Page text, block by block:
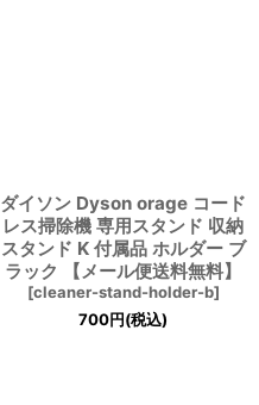
ダイソン Dyson orage コード
レス掃除機 専用スタンド 収納
スタンド K 付属品 ホルダー ブ
ラック 【メール便送料無料】
[cleaner-stand-holder-b]
700円(税込)